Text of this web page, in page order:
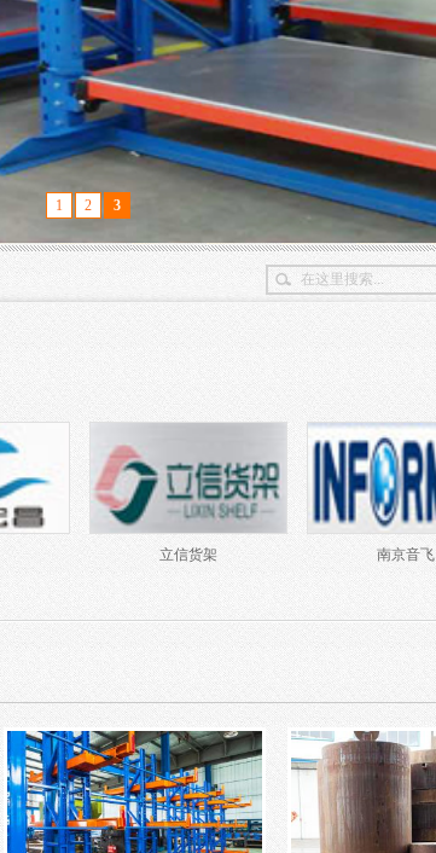
1 2 3
至腾货架 天津正耀